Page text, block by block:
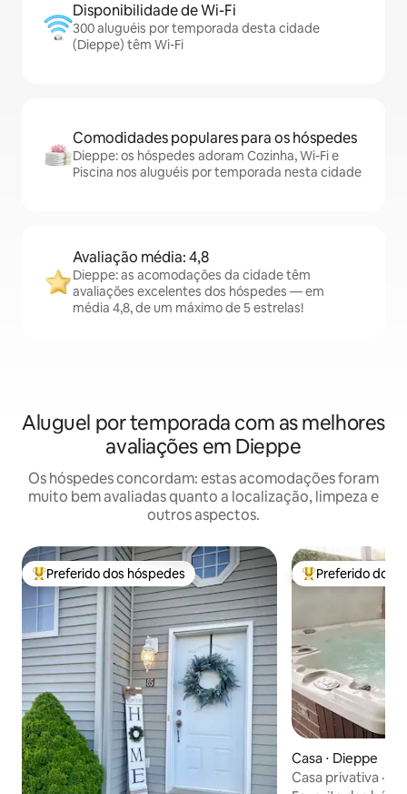
Disponibilidade de Wi-Fi
300 aluguéis por temporada desta cidade
(Dieppe) têm Wi-Fi
Comodidades populares para os hóspedes
Dieppe: os hóspedes adoram Cozinha, Wi-Fi e
Piscina nos aluguéis por temporada nesta cidade
Avaliação média: 4,8
Dieppe: as acomodações da cidade têm
avaliações excelentes dos hóspedes — em
média 4,8, de um máximo de 5 estrelas!
Aluguel por temporada com as melhores
avaliações em Dieppe
Os hóspedes concordam: estas acomodações foram
muito bem avaliadas quanto a localização, limpeza e
outros aspectos.
Entre os melhores preferidos dos hóspedes
Preferido dos hóspedes Entre os
Preferido dos
Casa ⋅ Dieppe
Casa privativa ·